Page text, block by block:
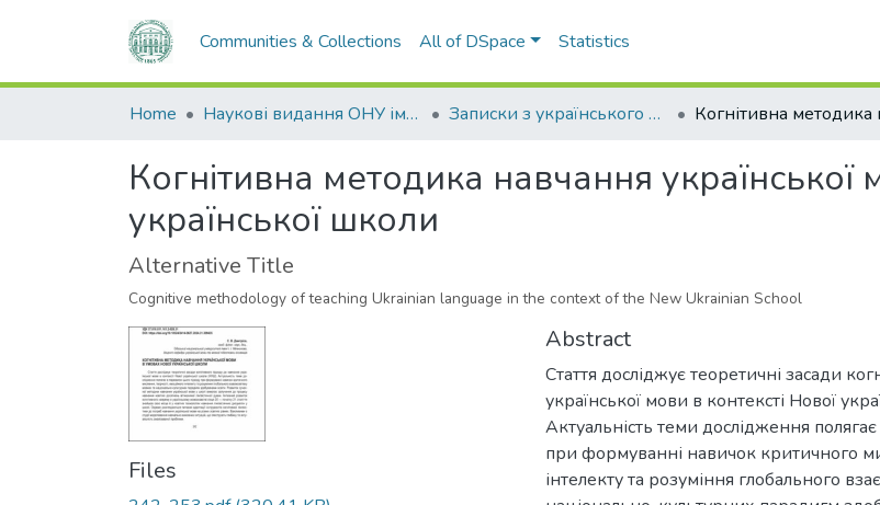
Communities & Collections All of DSpace Statistics
Home Наукові видання ОНУ імені І. І. Мечникова Записки з українського мовознавства
Когнітивна методика навчання
української школи
Alternative Title
Cognitive methodology of teaching Ukrainian language in the context of the New Ukrainian School
Files
Abstract
Стаття досліджує теоретичні засади
української мови в контексті Нової
Актуальність теми дослідження
при формуванні навичок критичного
інтелекту та розуміння глобального